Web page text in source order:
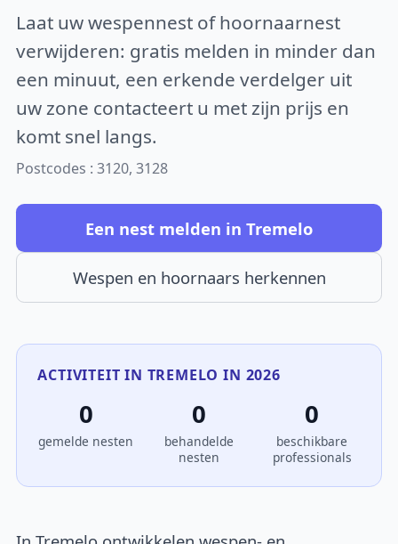
Laat uw wespennest of hoornaarnest
verwijderen: gratis melden in minder dan
een minuut, een erkende verdelger uit
uw zone contacteert u met zijn prijs en
komt snel langs.
Postcodes : 3120, 3128
Een nest melden in Tremelo
Wespen en hoornaars herkennen
ACTIVITEIT IN TREMELO IN 2026
0
gemelde nesten
0
behandelde
nesten
0
beschikbare
professionals